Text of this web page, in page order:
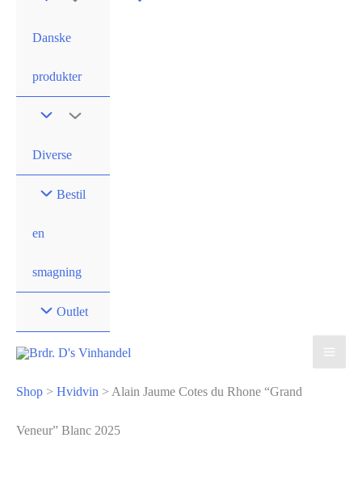
Danske
produkter
Diverse
Bestil
en
smagning
Outlet
Shop > Hvidvin > Alain Jaume Cotes du Rhone “Grand
Veneur” Blanc 2025